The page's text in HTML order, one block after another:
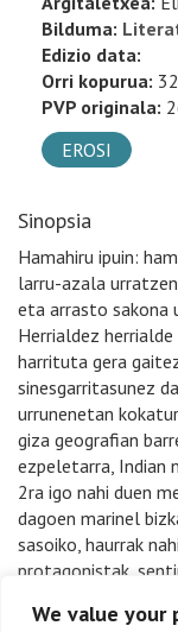
We value your
Bilduma:
Edizio data:
Orri kopurua:
PVP originala:
EROSI
Sinopsia
Hamahiru ipuin:
larru-azala
eta arrasto sakona
Herrialdez
harrituta gera
sinesgarritasunez
urrunenetan
giza geografian
ezpeletarra, Indian
2ra igo nahi duen
dagoen marinel
sasoiko, haurrak
protagonistak,
edo amodio